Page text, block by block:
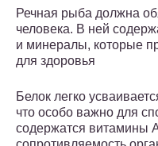
Речная рыба должна
человека. В ней
и минералы, которые
для здоровья
Белок легко
что особо важно для
содержатся витамины